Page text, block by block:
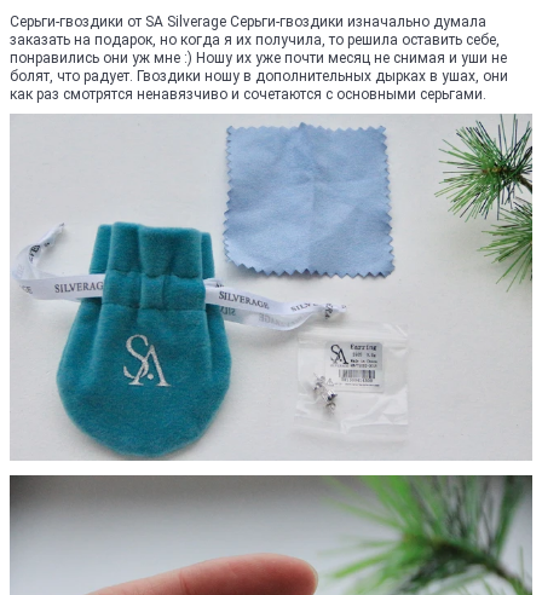
Серьги-гвоздики от SA Silverage Серьги-гвоздики изначально думала
заказать на подарок, но когда я их получила, то решила оставить себе,
понравились они уж мне :) Ношу их уже почти месяц не снимая и уши не
болят, что радует. Гвоздики ношу в дополнительных дырках в ушах, они
как раз смотрятся ненавязчиво и сочетаются с основными серьгами.